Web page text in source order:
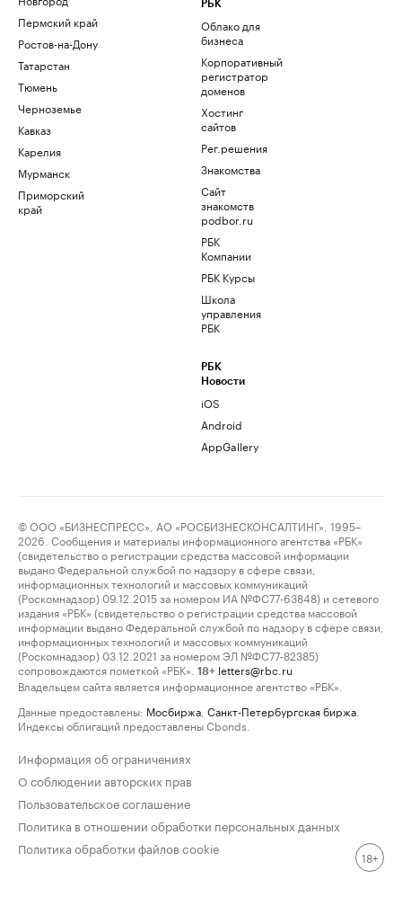
Пермский край
Ростов-на-Дону
Татарстан
Тюмень
Черноземье
Кавказ
Карелия
Мурманск
Приморский
край
РБК
Облако для
бизнеса
Корпоративный
регистратор
доменов
Хостинг
сайтов
Рег.решения
Знакомства
Сайт
знакомств
podbor.ru
РБК
Компании
РБК Курсы
Школа
управления
РБК
РБК
Новости
iOS
Android
AppGallery
© ООО «БИЗНЕСПРЕСС», АО «РОСБИЗНЕСКОНСАЛТИНГ», 1995–
2026. Сообщения и материалы информационного агентства «РБК»
(свидетельство о регистрации средства массовой информации
выдано Федеральной службой по надзору в сфере связи,
информационных технологий и массовых коммуникаций
(Роскомнадзор) 09.12.2015 за номером ИА №ФС77-63848) и сетевого
издания «РБК» (свидетельство о регистрации средства массовой
информации выдано Федеральной службой по надзору в сфере связи,
информационных технологий и массовых коммуникаций
(Роскомнадзор) 03.12.2021 за номером ЭЛ №ФС77-82385)
сопровождаются пометкой «РБК».
18+ letters@rbc.ru
Владельцем сайта является информационное агентство «РБК».
Данные предоставлены: Мосбиржа Санкт-Петербургская биржа
Индексы облигаций предоставлены Cbonds.
Информация об ограничениях
О соблюдении авторских прав
Пользовательское соглашение
Политика в отношении обработки персональных данных
Политика обработки файлов cookie
18+